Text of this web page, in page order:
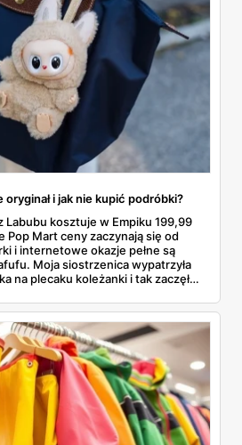
i jak nie kupić podróbki?
Labubu kosztuje w Empiku 199,99
Pop Mart ceny zaczynają się od
i internetowe okazje pełne są
Moja siostrzenica wypatrzyła
na plecaku koleżanki i tak zaczęło
że sprzedawca nie wciska nam
czego się dowiedziałam —
o której za chwilę.